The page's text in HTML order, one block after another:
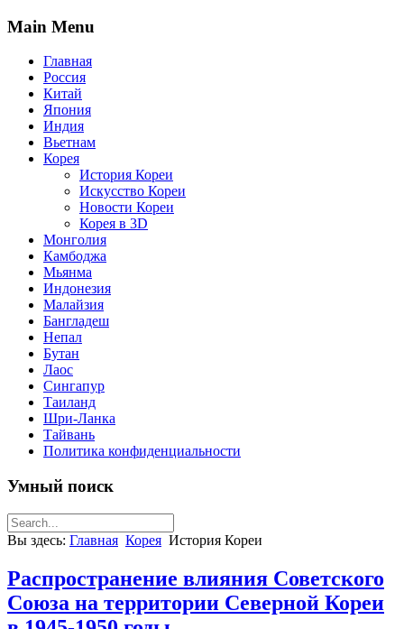
Main Menu
Главная
Россия
Китай
Япония
Индия
Вьетнам
Корея
История Кореи
Искусство Кореи
Новости Кореи
Корея в 3D
Монголия
Камбоджа
Мьянма
Индонезия
Малайзия
Бангладеш
Непал
Бутан
Лаос
Сингапур
Таиланд
Шри-Ланка
Тайвань
Политика конфиденциальности
Умный поиск
Вы здесь: Главная Корея История Кореи
Распространение влияния Советского
Союза на территории Северной Кореи